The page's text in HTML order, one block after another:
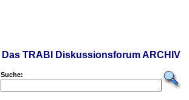
Das TRABI Diskussionsforum ARCHIV
Suche: